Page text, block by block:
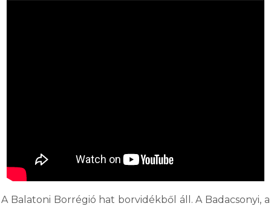
A Balatoni Borrégió hat borvidékből áll. A Badacsonyi, a